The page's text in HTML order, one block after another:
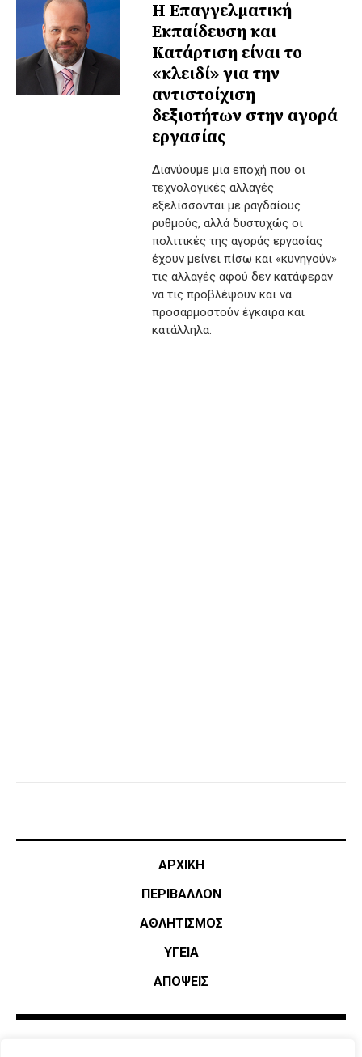
Η Επαγγελματική
Εκπαίδευση και
Κατάρτιση είναι το
«κλειδί» για την
αντιστοίχιση
δεξιοτήτων στην αγορά
εργασίας
Διανύουμε μια εποχή που οι
τεχνολογικές αλλαγές
εξελίσσονται με ραγδαίους
ρυθμούς, αλλά δυστυχώς οι
πολιτικές της αγοράς εργασίας
έχουν μείνει πίσω και «κυνηγούν»
τις αλλαγές αφού δεν κατάφεραν
να τις προβλέψουν και να
προσαρμοστούν έγκαιρα και
κατάλληλα.
ΑΡΧΙΚΗ
ΠΕΡΙΒΑΛΛΟΝ
ΑΘΛΗΤΙΣΜΌΣ
ΥΓΕΙΑ
ΑΠΟΨΕΙΣ